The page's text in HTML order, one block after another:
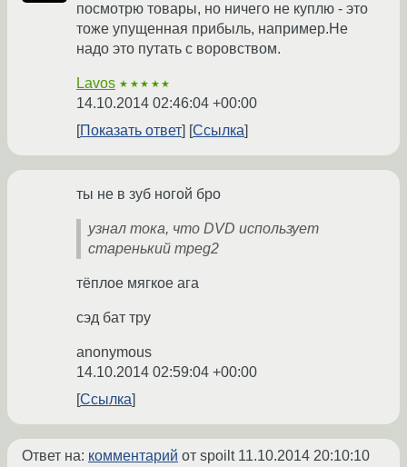
посмотрю товары, но ничего не куплю - это
тоже упущенная прибыль, например.Не
надо это путать с воровством.
Lavos ★★★★★
14.10.2014 02:46:04 +00:00
Показать ответ
Ссылка
ты не в зуб ногой бро
узнал тока, что DVD использует
старенький mpeg2
тёплое мягкое ага
сэд бат тру
anonymous
14.10.2014 02:59:04 +00:00
Ссылка
Ответ на: комментарий от spoilt 11.10.2014 20:10:10